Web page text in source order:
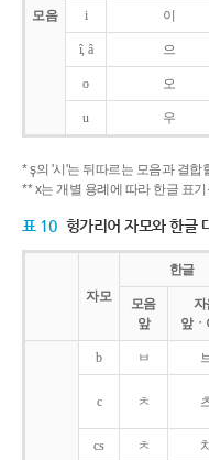
모음 i 이
î, â 으
o 오
u 우
* ş의 '시'는 뒤따르는 모음과 결합
** x는 개별 용례에 따라 한글 표
표 10 헝가리어 자모와 한글
자모
한글
모음
앞
자
앞
b ㅂ
c ㅊ
cs ㅊ 치